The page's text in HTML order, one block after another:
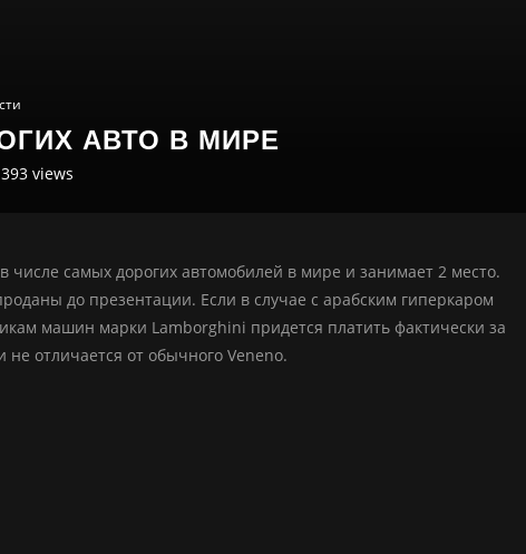
АВТО В МИРЕ
393 views
числе самых дорогих автомобилей в мире и занимает 2 место.
до презентации. Если в случае с арабским гиперкаром
машин марки Lamborghini придется платить фактически за
отличается от обычного Veneno.